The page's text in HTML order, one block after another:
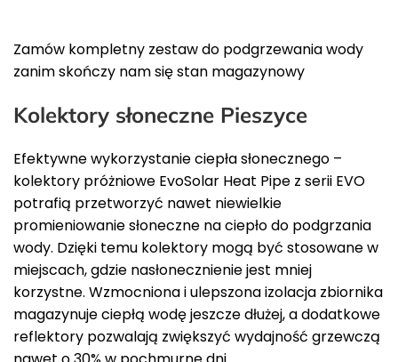
Zamów kompletny zestaw do podgrzewania wody
zanim skończy nam się stan magazynowy
Kolektory słoneczne Pieszyce
Efektywne wykorzystanie ciepła słonecznego –
kolektory próżniowe EvoSolar Heat Pipe z serii EVO
potrafią przetworzyć nawet niewielkie
promieniowanie słoneczne na ciepło do podgrzania
wody. Dzięki temu kolektory mogą być stosowane w
miejscach, gdzie nasłonecznienie jest mniej
korzystne. Wzmocniona i ulepszona izolacja zbiornika
magazynuje ciepłą wodę jeszcze dłużej, a dodatkowe
reflektory pozwalają zwiększyć wydajność grzewczą